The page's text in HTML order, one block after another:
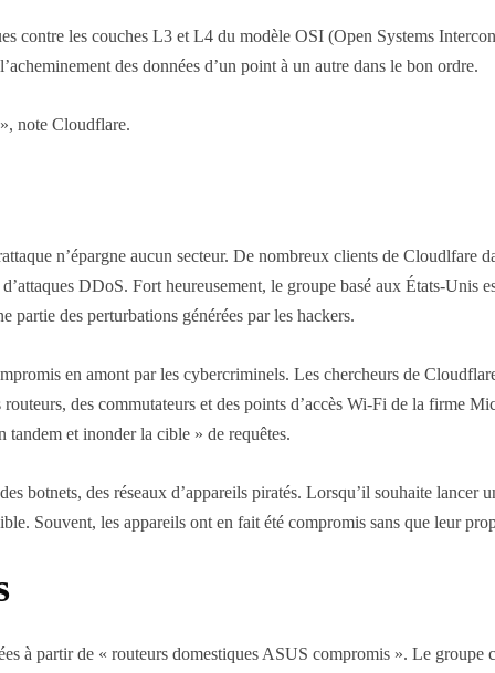
contre les couches L3 et L4 du modèle OSI (Open Systems
des données d’un point à un autre dans le bon ordre.
note Cloudflare.
n’épargne aucun secteur. De nombreux clients de Cloudlfare
DDoS. Fort heureusement, le groupe basé aux États-Unis
partie des perturbations générées par les hackers.
en amont par les cybercriminels. Les chercheurs de
des commutateurs et des points d’accès Wi-Fi de la firme
et inonder la cible » de requêtes.
botnets, des réseaux d’appareils piratés. Lorsqu’il souhaite
Souvent, les appareils ont en fait été compromis sans que leur
à partir de « routeurs domestiques ASUS compromis ». Le